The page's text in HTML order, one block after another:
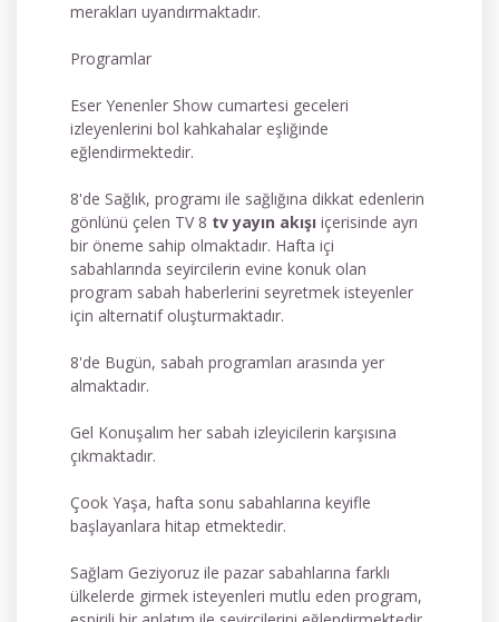
merakları uyandırmaktadır.
Programlar
Eser Yenenler Show cumartesi geceleri
izleyenlerini bol kahkahalar eşliğinde
eğlendirmektedir.
8'de Sağlık, programı ile sağlığına dikkat edenlerin
gönlünü çelen TV 8 tv yayın akışı içerisinde ayrı
bir öneme sahip olmaktadır. Hafta içi
sabahlarında seyircilerin evine konuk olan
program sabah haberlerini seyretmek isteyenler
için alternatif oluşturmaktadır.
8'de Bugün, sabah programları arasında yer
almaktadır.
Gel Konuşalım her sabah izleyicilerin karşısına
çıkmaktadır.
Çook Yaşa, hafta sonu sabahlarına keyifle
başlayanlara hitap etmektedir.
Sağlam Geziyoruz ile pazar sabahlarına farklı
ülkelerde girmek isteyenleri mutlu eden program,